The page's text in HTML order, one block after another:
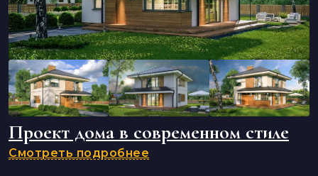
Проект дома в современном стиле
Смотреть подробнее